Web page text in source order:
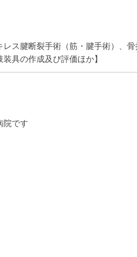
ス腱断裂手術（筋・腱手術）、
具の作成及び評価ほか】
院です